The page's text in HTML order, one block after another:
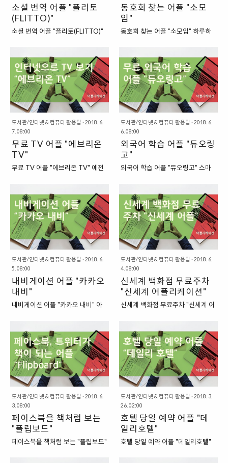
듣는 음악 라디오 어플, 장고
(JANGO)” 요즘에는 온라인을 통해
서 해외의 다양한 음악을 무료로 들
을 수 있는 어플리케이션과 웹사이
기를 나누어 볼 “장고(JANGO)”라
는 어플 역시도 그런 어플 중의 하나
이지요. 이전에 “8 TRACKS”라는
어플리케이션에 대해서 한 번 소개
를 해드린 적이 있..
어디에 있는지 몰라서 소비를 하지
못하는 경우가 더 흔한 일인 것 같습
니다. "들을 수 있는 노래는 많지만,
어떤 음악을 들어야 할지 모를 때..."
많이 있습니다. 하지만, 어떤 음악을
들어야 할지에 대해서 갈피를 잡지
못하는 경우 많지요. 우리가 모두 음
악에 조예가 깊은 사람들이 아니..
소셜 번역 어플 "플리토
(FLITTO)"
소셜 번역 어플 "플리토(FLITTO)"
다. 대표적으로는 "소셜 네트워
크"라고 불리는 "SNS" 서비스를 먼
저 떠올려볼 수 있을 텐데요. 인터넷
공간에서 사용되는 "소셜"이라는 말
은 주로 "많은 사람들이 참여하
는"이라는 의미로 생각을 해볼 수
있습니다. 그래서 이번에 한 번 소개
를 해드릴 "소셜 번역 어플리케이
션"은 바로 기존의 번역과는 달리
많은 사람들이 참여하는 번역 서비
스를 제공하는 어플리케이션이라고
의 번역과 소셜 번역의 차이점이라
고 한다면, 기존에는 전문가들만이
"번역"에 참여했다고 한다면, "소셜
번역"에서는 어느 정도의 언어적인
능력을 가진 많은 ..
동호회 찾는 어플 "소모
임"
동호회 찾는 어플 "소모임" 하루하
는 없습니다. 그래서 일부러 새로운
사람들을 만나기 위해서 동호회를
참석하기도 하는 것이겠지요. 하지
만, 막상 동호회를 찾아보려고 하면
쉽지가 않습니다. 낯선 곳에서 누군
가를 만나는 것도 쉽지 않은데, 무엇
을 어디에서 시작해야 할지 잘 감이
잡히지 않지요. "동호회를 찾는 어
플리케이션, 소모임" 이렇게, 나와
취미가 비슷한 사람들을 만나고 싶
은데, 어떻게 해야 할지 전혀 모르겠
어플리케이션인데요. 그 이름은 바
로 "소모임(SO, MOIM)"입니다. 다
양한 사람들이 만든 동호회를 "소모
임"이라는 어플리케이션을 활용하
면 쉽게 찾아볼 수 있습니..
도서관/인터넷 & 컴퓨터 활용팁 · 2018. 6.
7. 08:00
무료 TV 어플 "에브리온
TV"
무료 TV 어플 "에브리온 TV" 예전
온라인에서 TV를 시청하는 것이 일
상이 되어버렸습니다. 물론, 일부 방
송사의 경우에는 자체 웹사이트 혹
은 채널이 있어서 다른 어플리케이
션이나 웹사이트를 이용해서 시청
하는 것이 쉽지 않아 조금 번거로운
점이 있기도 하지만 말이죠. "100
여 개가 넘는 채널을 무료로 볼 수
있는 웹사이트 & 어플리케이션, 에
브리온 TV" 이번에 한 번 소개를 해
볼 프로그램은 우리나라 동영상 제
공 서비스 업체인 "판도라"에서 만
니다. 아무래도 온라인 동영상 제공
기술을 제법 갖추고 있는 판도라에
서 하는 서비스인지라 안정적으로
작동하는 것이 인상적인 프로그램
인데요. 이 프로그램에서는 100여..
도서관/인터넷 & 컴퓨터 활용팁 · 2018. 6.
6. 08:00
외국어 학습 어플 "듀오링
고"
외국어 학습 어플 "듀오링고" 스마
폰이 등장하면서 사람들의 생활을
완전히 바꾸어놓았다고 할 수 있는
데요. 이는 교육 분야 역시도 마찬가
지입니다. 이전에는 "외국어"를 공
부하기 위해서는 "사전" 혹은 그 이
후에는 "전자사전"을 들고, 그에 적
합한 교재를 가지고 공부를 해야 했
는데요. 스마트폰이 등장하고나서
부터는 외국어 공부의 양상 역시도
많이 바뀌었습니다. 물론, 대학에 입
학하기 위한 수능시험이나, TOEIC
등의 시험을 준비하는 양상은 크게
학습을 위한 공부 양상은 많이 바뀌
었습니다. "외국어 학습에 도움이
되는 어플리케이션, 듀오링고
(DUOLINGO)" 많은 개발자들이
스마트폰의 어플리케이션으로 외국
어 ..
도서관/인터넷 & 컴퓨터 활용팁 · 2018. 6.
5. 08:00
내비게이션 어플 "카카오
내비"
내비게이션 어플 "카카오 내비" 아
적지로 이동하던 시대도 있었습니
다. 그 이후에는 차량용 내비게이션
이 따로 등장하기도 했었지요. 하지
만, 이런 시대를 모두 거쳐서 이제는
휴대폰으로 모든 것을 해결할 수 있
는 시대가 되었습니다. 스마트폰에
달려있는 GPS를 이용한 내비게이
션 어플리케이션이 속속들이 등장
한 것이지요. 그래서 이제는 따로 내
비게이션을 구매하지 않더라도 가
지고 있는 스마트폰을 이용해서 내
비게이션을 사용할 수 있는 시대가
도서관/인터넷 & 컴퓨터 활용팁 · 2018. 6.
4. 08:00
신세계 백화점 무료주차
"신세계 어플리케이션"
신세계 백화점 무료주차 "신세계 어
케이션을 만들어서 운영하고 있습
니다. 어떤 어플리케이션의 경우에
는 어플리케이션으로 물건을 구매
할 수도 있는데요. 이번에 한 번 소
개를 해볼 신세계 백화점 어플리케
이션에서는 그런 기능은 제공하지
는 않습니다. 다만, 신세계 백화점
어플리케이션을 사용하면, 신세계
포인트를 확인할 수도 있고, 도움이
되는 다양한 쿠폰이나 정보를 제공
하기도 한답니다. "신세계 어플리케
이션" 다른 백화점 어플리케이션이
도서관/인터넷 & 컴퓨터 활용팁 · 2018. 6.
3. 08:00
페이스북을 책처럼 보는
"플립보드"
페이스북을 책처럼 보는 "플립보드"
도서관/인터넷 & 컴퓨터 활용팁 · 2018. 3.
26. 02:00
호텔 당일 예약 어플 "데
일리호텔"
호텔 당일 예약 어플 "데일리호텔"